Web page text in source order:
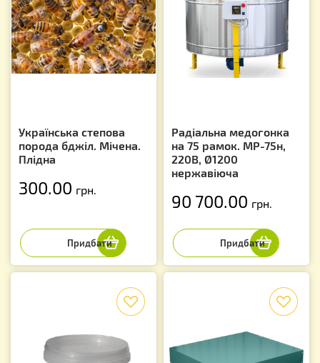
Українська степова
порода бджіл. Мічена.
Плідна
300.00 грн.
Радіальна медогонка
на 75 рамок. MP-75н,
220В, Ø1200
нержавіюча
90 700.00 грн.